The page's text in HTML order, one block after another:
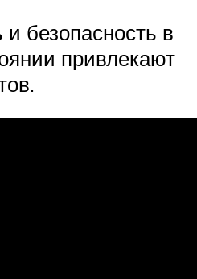
и безопасность в
привлекают